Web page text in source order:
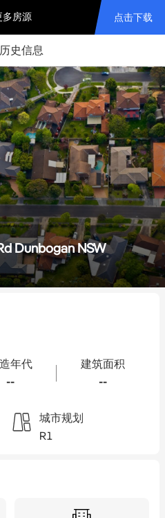
多房源 点击下载
史信息
Dunbogan NSW
年代
--
建筑面积
--
城市规划
R1